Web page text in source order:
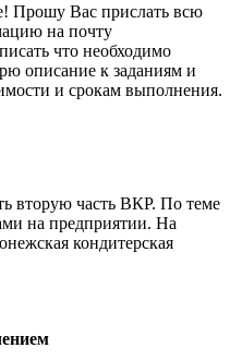
Прошу Вас прислать всю
на почту
что необходимо
описание к заданиям и
и срокам выполнения.
вторую часть ВКР. По теме
на предприятии. На
кондитерская